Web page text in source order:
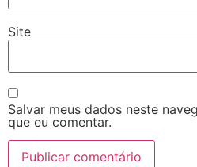
Site
Salvar meus dados neste
que eu comentar.